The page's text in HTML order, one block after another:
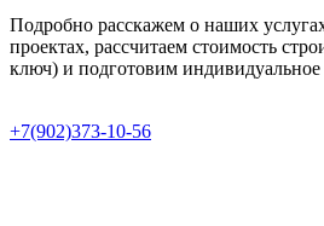
Подробно расскажем о наших
проектах, рассчитаем стоимость
ключ) и подготовим
+7(902)373-10-56